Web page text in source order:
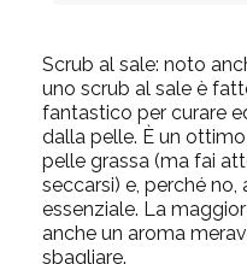
Scrub al sale: noto
uno scrub al sale è
fantastico per curare
dalla pelle. È un
pelle grassa (ma fai
seccarsi) e, perché
essenziale. La
anche un aroma
sbagliare.